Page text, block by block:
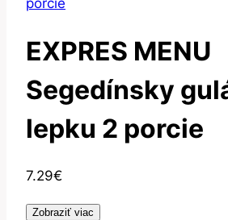
EXPRES MENU
Segedínsky
lepku 2 porcie
7.29€
Zobraziť viac